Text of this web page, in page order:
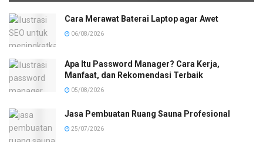
Cara Merawat Baterai Laptop agar Awet
06/08/2026
Apa Itu Password Manager? Cara Kerja,
Manfaat, dan Rekomendasi Terbaik
05/08/2026
Jasa Pembuatan Ruang Sauna Profesional
25/07/2026